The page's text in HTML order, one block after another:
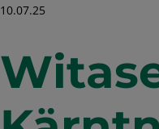
10.07.25